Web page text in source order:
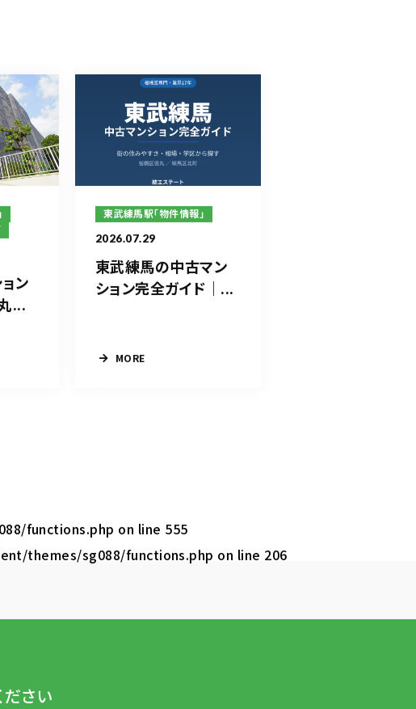
ン
...
東武練馬駅「物件情報」
2026.07.29
東武練馬の中古マン
ション完全ガイド｜...
MORE
functions.php on line 555
themes/sg088/functions.php on line 206
さい